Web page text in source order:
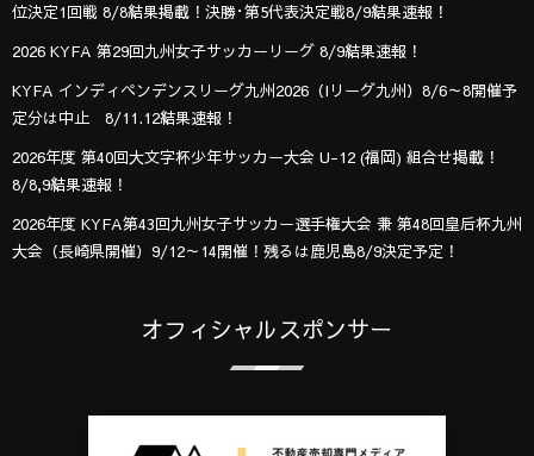
位決定1回戦 8/8結果掲載！決勝･第5代表決定戦8/9結果速報！
2026 KYFA 第29回九州女子サッカーリーグ 8/9結果速報！
KYFA インディペンデンスリーグ九州2026（Iリーグ九州）8/6～8開催予
定分は中止 8/11.12結果速報！
2026年度 第40回大文字杯少年サッカー大会 U-12 (福岡) 組合せ掲載！
8/8,9結果速報！
2026年度 KYFA第43回九州女子サッカー選手権大会 兼 第48回皇后杯九州
大会（長崎県開催）9/12～14開催！残るは鹿児島8/9決定予定！
オフィシャルスポンサー